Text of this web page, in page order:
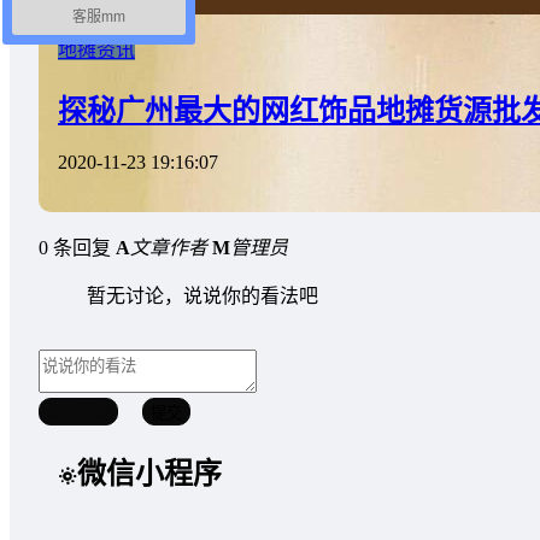
地摊资讯
探秘广州最大的网红饰品地摊货源批
2020-11-23 19:16:07
0 条回复 A文章作者 M管理员
暂无讨论，说说你的看法吧
微信小程序
客服mm